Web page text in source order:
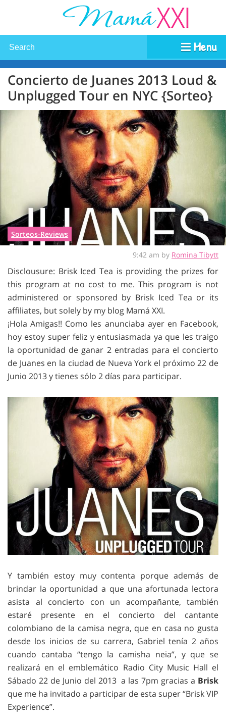
Menu
Concierto de Juanes 2013 Loud &
Unplugged Tour en NYC {Sorteo}
Sorteos-Reviews
9:42 am by Romina Tibytt
Disclousure: Brisk Iced Tea is providing the prizes for
this program at no cost to me. This program is not
administered or sponsored by Brisk Iced Tea or its
affiliates, but solely by my blog Mamá XXI.
¡Hola Amigas!! Como les anunciaba ayer en Facebook,
hoy estoy super feliz y entusiasmada ya que les traigo
la oportunidad de ganar 2 entradas para el concierto
de Juanes en la ciudad de Nueva York el próximo 22 de
Junio 2013 y tienes sólo 2 días para participar.
Y también estoy muy contenta porque además de
brindar la oportunidad a que una afortunada lectora
asista al concierto con un acompañante, también
estaré presente en el concierto del cantante
colombiano de la camisa negra, que en casa no gusta
desde los inicios de su carrera, Gabriel tenía 2 años
cuando cantaba “tengo la camisha neia”, y que se
realizará en el emblemático Radio City Music Hall el
Sábado 22 de Junio del 2013 a las 7pm gracias a Brisk
que me ha invitado a participar de esta super “Brisk VIP
Experience”.